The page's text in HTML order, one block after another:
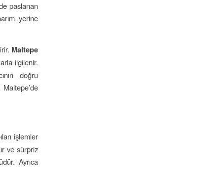
paslanan
yerine
Maltepe
ilgilenir.
doğru
işlemler
ve sürpriz
Ayrıca